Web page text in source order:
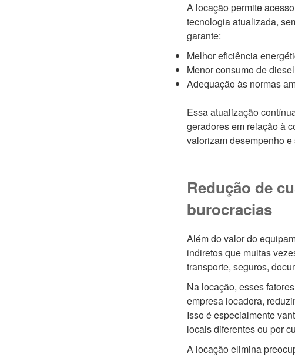
A locação permite
tecnologia atualizada,
garante:
Melhor eficiência
Menor consumo de diesel
Adequação às normas
Essa atualização
geradores em relação à
valorizam desempenho
Redução de
burocracias
Além do valor do
indiretos que muitas
transporte, seguros,
Na locação, esses
empresa locadora,
Isso é especialmente
locais diferentes ou por
A locação elimina